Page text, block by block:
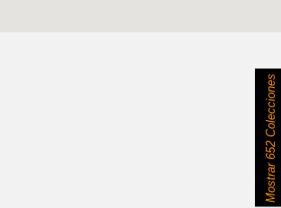
Mostrar
652 Colecciones